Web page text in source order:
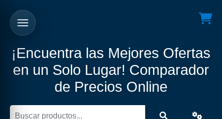
¡Encuentra las Mejores Ofertas
en un Solo Lugar! Comparador
de Precios Online